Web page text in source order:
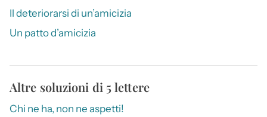
Il deteriorarsi di un’amicizia
Un patto d’amicizia
Altre soluzioni di 5 lettere
Chi ne ha, non ne aspetti!